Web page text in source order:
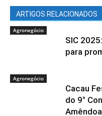
ARTIGOS RELACIONADOS
Agronegócio
SIC
para
Agronegócio
Cacau
do 9°